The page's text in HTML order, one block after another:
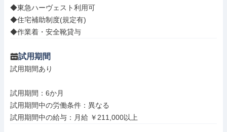
◆東急ハーヴェスト利用可
◆住宅補助制度(規定有)
◆作業着・安全靴貸与
試用期間
試用期間あり
試用期間：6か月
試用期間中の労働条件：異なる
試用期間中の給与：月給 ￥211,000以上